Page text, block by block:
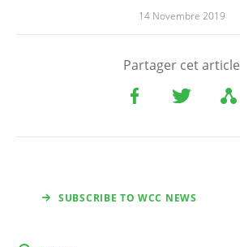
14 Novembre 2019
Partager cet article
SUBSCRIBE TO WCC NEWS